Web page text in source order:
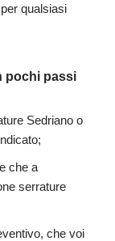
qualsiasi
pochi passi
Sedriano o
che a
serrature
che voi